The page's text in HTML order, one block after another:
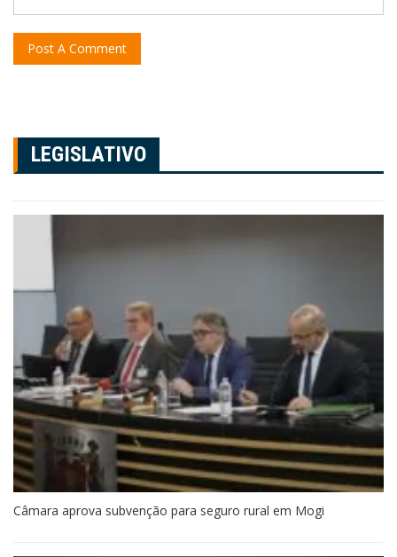
LEGISLATIVO
Câmara aprova subvenção para seguro rural em Mogi